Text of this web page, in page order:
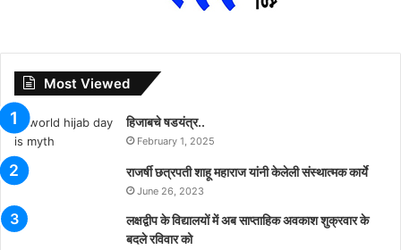
Most Viewed
हिजाबचे षडयंत्र..
February 1, 2025
राजर्षी छत्रपती शाहू महाराज यांनी केलेली संस्थात्मक कार्ये
June 26, 2023
लक्षद्वीप के विद्यालयों में अब साप्ताहिक अवकाश शुक्रवार के
बदले रविवार को